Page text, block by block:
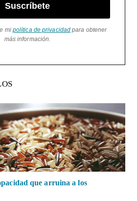
Suscríbete
mi política de privacidad para obtener
más información.
que arruina a los